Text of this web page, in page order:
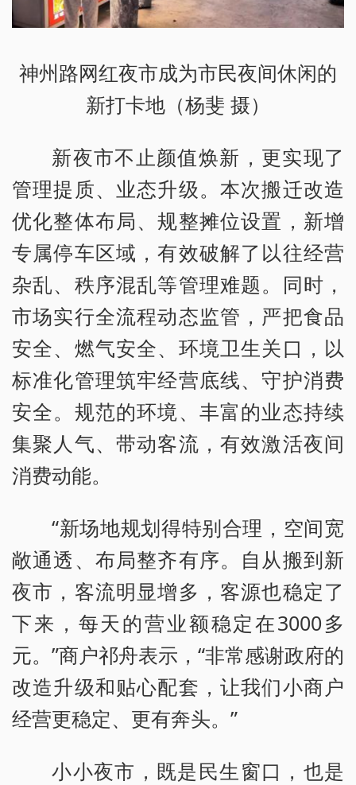
神州路网红夜市成为市民夜间休闲的
新打卡地（杨斐 摄）
新夜市不止颜值焕新，更实现了
管理提质、业态升级。本次搬迁改造
优化整体布局、规整摊位设置，新增
专属停车区域，有效破解了以往经营
杂乱、秩序混乱等管理难题。同时，
市场实行全流程动态监管，严把食品
安全、燃气安全、环境卫生关口，以
标准化管理筑牢经营底线、守护消费
安全。规范的环境、丰富的业态持续
集聚人气、带动客流，有效激活夜间
消费动能。
“新场地规划得特别合理，空间宽
敞通透、布局整齐有序。自从搬到新
夜市，客流明显增多，客源也稳定了
下来，每天的营业额稳定在3000多
元。”商户祁舟表示，“非常感谢政府的
改造升级和贴心配套，让我们小商户
经营更稳定、更有奔头。”
小小夜市，既是民生窗口，也是